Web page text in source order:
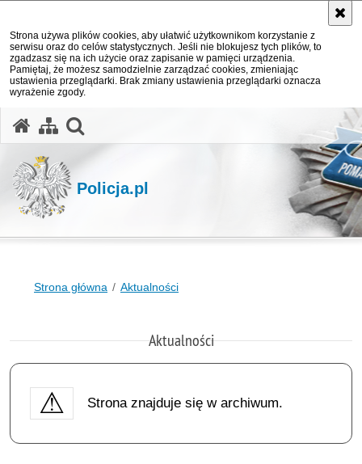
Strona używa plików cookies, aby ułatwić użytkownikom korzystanie z
serwisu oraz do celów statystycznych. Jeśli nie blokujesz tych plików, to
zgadzasz się na ich użycie oraz zapisanie w pamięci urządzenia.
Pamiętaj, że możesz samodzielnie zarządzać cookies, zmieniając
ustawienia przeglądarki. Brak zmiany ustawienia przeglądarki oznacza
wyrażenie zgody.
Policja.pl
Strona główna Aktualności
Aktualności
Strona znajduje się w archiwum.